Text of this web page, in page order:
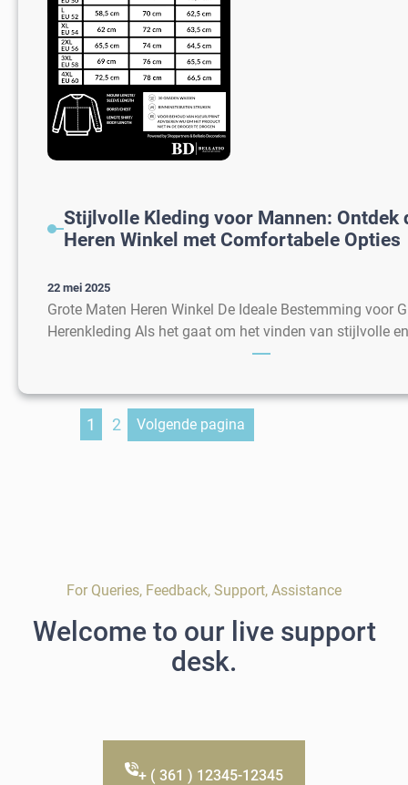
Stijlvolle Kleding voor Mannen: Ontdek
Heren Winkel met Comfortabele Opties
22 mei 2025
Grote Maten Heren Winkel De Ideale Bestemming voor
Herenkleding Als het gaat om het vinden van stijlvolle
1 2 Volgende pagina
For Queries, Feedback, Support, Assistance
Welcome to our live support
desk.
+ ( 361 ) 12345-12345